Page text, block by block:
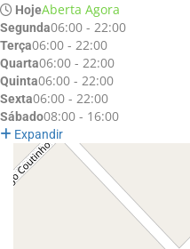
HojeAberta Agora
Segunda06:00 - 22:00
Terça06:00 - 22:00
Quarta06:00 - 22:00
Quinta06:00 - 22:00
Sexta06:00 - 22:00
Sábado08:00 - 16:00
Expandir